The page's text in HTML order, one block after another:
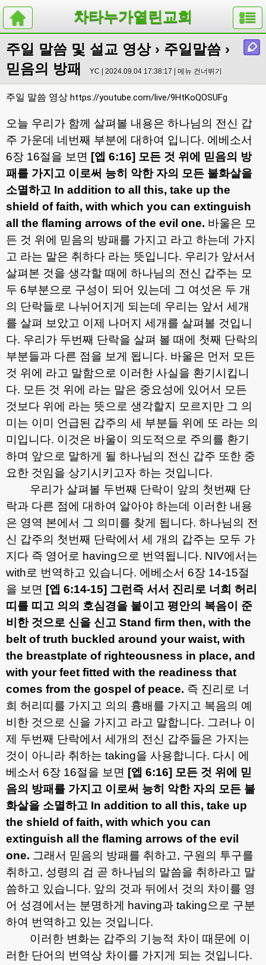
차타누가열린교회
주일 말씀 및 설교 영상› 주일말씀 ›
믿음의 방패
YC | 2024.09.04 17:38:17 | 메뉴 건너뛰기
주일 말씀 영상 https://youtube.com/live/9HtKoQOSUFg
오늘 우리가 함께 살펴볼 내용은 하나님의 전신 갑
주 가운데 네번째 부분에 대하여 입니다. 에베소서
6장 16절을 보면 [엡 6:16] 모든 것 위에 믿음의 방
패를 가지고 이로써 능히 악한 자의 모든 불화살을
소멸하고 In addition to all this, take up the
shield of faith, with which you can extinguish
all the flaming arrows of the evil one. 바울은 모
든 것 위에 믿음의 방패를 가지고 라고 하는데 가지
고 라는 말은 취하다 라는 뜻입니다. 우리가 앞서서
살펴본 것을 생각할 때에 하나님의 전신 갑주는 모
두 6부분으로 구성이 되어 있는데 그 여섯은 두 개
의 단락들로 나뉘어지게 되는데 우리는 앞서 세개
를 살펴 보았고 이제 나머지 세개를 살펴볼 것입니
다. 우리가 두번째 단락을 살펴 볼 때에 첫째 단락의
부분들과 다른 점을 보게 됩니다. 바울은 먼저 모든
것 위에 라고 말함으로 이러한 사실을 환기시킵니
다. 모든 것 위에 라는 말은 중요성에 있어서 모든
것보다 위에 라는 뜻으로 생각할지 모르지만 그 의
미는 이미 언급된 갑주의 세 부분들 위에 또 라는 의
미입니다. 이것은 바울이 의도적으로 주의를 환기
하며 앞으로 말하게 될 하나님의 전신 갑주 또한 중
요한 것임을 상기시키고자 하는 것입니다.
우리가 살펴볼 두번째 단락이 앞의 첫번째 단
락과 다른 점에 대하여 알아야 하는데 이러한 내용
은 영역 본에서 그 의미를 찾게 됩니다. 하나님의 전
신 갑주의 첫번째 단락에서 세 개의 갑주는 모두 가
지다 즉 영어로 having으로 번역됩니다. NIV에서는
with로 번역하고 있습니다. 에베소서 6장 14-15절
을 보면 [엡 6:14-15] 그런즉 서서 진리로 너희 허리
띠를 띠고 의의 호심경을 붙이고 평안의 복음이 준
비한 것으로 신을 신고 Stand firm then, with the
belt of truth buckled around your waist, with
the breastplate of righteousness in place, and
with your feet fitted with the readiness that
comes from the gospel of peace. 즉 진리로 너
희 허리띠를 가지고 의의 흉배를 가지고 복음의 예
비한 것으로 신을 가지고 라고 말합니다. 그러나 이
제 두번째 단락에서 세개의 전신 갑주들은 가지는
것이 아니라 취하는 taking을 사용합니다. 다시 에
베소서 6장 16절을 보면 [엡 6:16] 모든 것 위에 믿
음의 방패를 가지고 이로써 능히 악한 자의 모든 불
화살을 소멸하고 In addition to all this, take up
the shield of faith, with which you can
extinguish all the flaming arrows of the evil
one. 그래서 믿음의 방패를 취하고, 구원의 투구를
취하고, 성령의 검 곧 하나님의 말씀을 취하라고 말
씀하고 있습니다. 앞의 것과 뒤에서 것의 차이를 영
어 성경에서는 분명하게
having과 taking으로 구분
하여 번역하고 있는 것입니다.
이러한 변화는 갑주의 기능적 차이 때문에 이
러한 단어의 번역상 차이를 가지게 되는 것입니다.